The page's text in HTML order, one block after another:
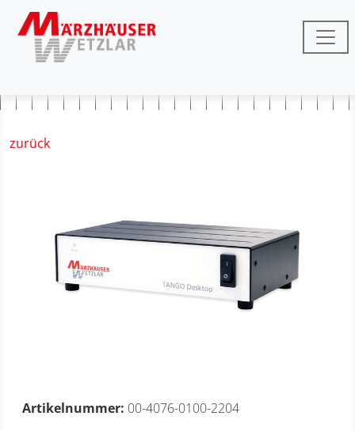
zurück
Artikelnummer: 00-4076-0100-2204